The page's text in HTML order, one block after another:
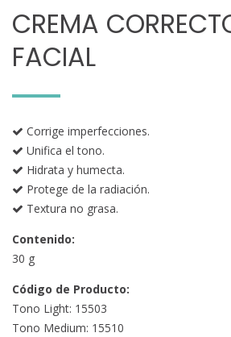
CREMA
FACIAL
Corrige imperfecciones.
Unifica el tono.
Hidrata y humecta.
Protege de la radiación.
Textura no grasa.
Contenido:
30 g
Código de Producto:
Tono Light: 15503
Tono Medium: 15510